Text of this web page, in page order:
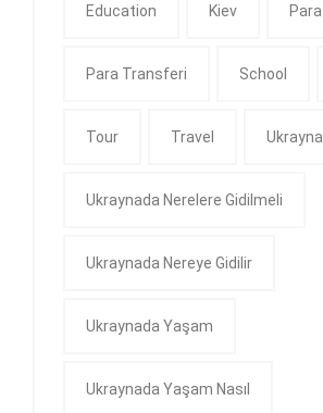
Education Kiev Para
Para Transferi School
Tour Travel Ukrayna
Ukraynada Nerelere Gidilmeli
Ukraynada Nereye Gidilir
Ukraynada Yaşam
Ukraynada Yaşam Nasıl